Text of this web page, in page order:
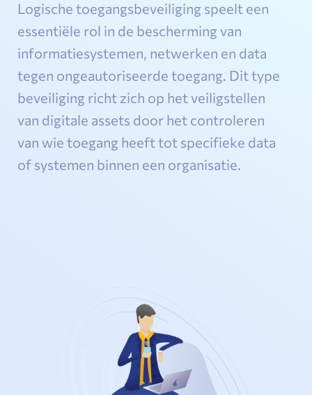
Logische toegangsbeveiliging speelt een
essentiële rol in de bescherming van
informatiesystemen, netwerken en data
tegen ongeautoriseerde toegang. Dit type
beveiliging richt zich op het veiligstellen
van digitale assets door het controleren
van wie toegang heeft tot specifieke data
of systemen binnen een organisatie.